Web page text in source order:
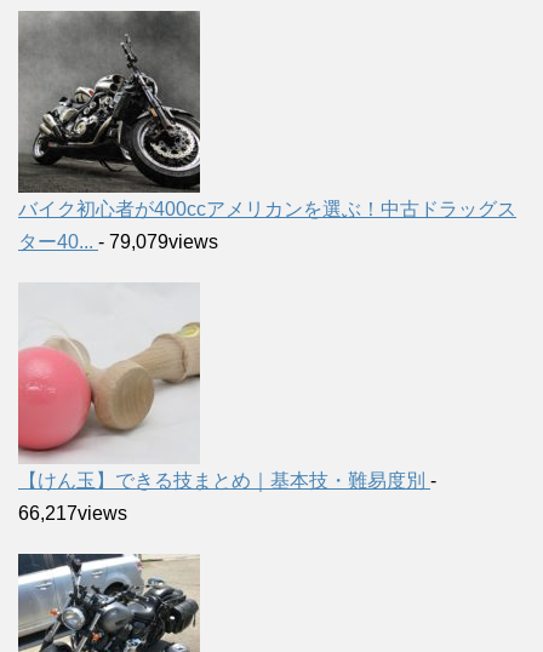
バイク初心者が400ccアメリカンを選ぶ！中古ドラッグス
ター40... - 79,079views
【けん玉】できる技まとめ｜基本技・難易度別 -
66,217views